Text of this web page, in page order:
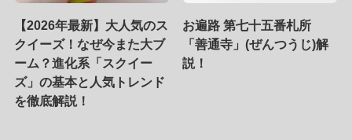
【2026年最新】大人気のス
クイーズ！なぜ今また大ブ
ーム？進化系「スクイー
ズ」の基本と人気トレンド
を徹底解説！
お遍路 第七十五番札所
「善通寺」(ぜんつうじ)解
説！